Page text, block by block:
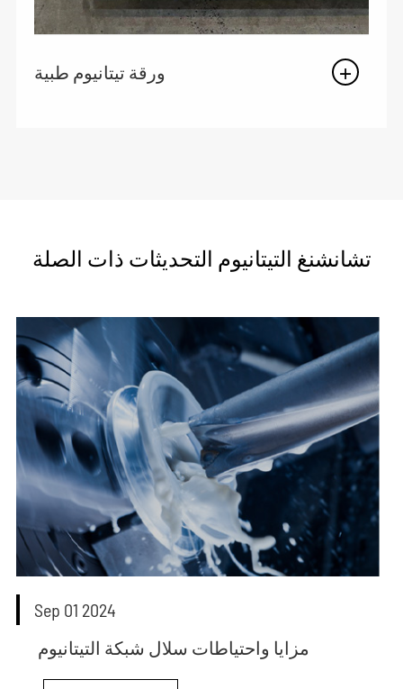
ورقة تيتانيوم طبية
تشانشنغ التيتانيوم التحديثات ذات الصلة
Sep 01 2024
مزايا واحتياطات سلال شبكة التيتانيوم